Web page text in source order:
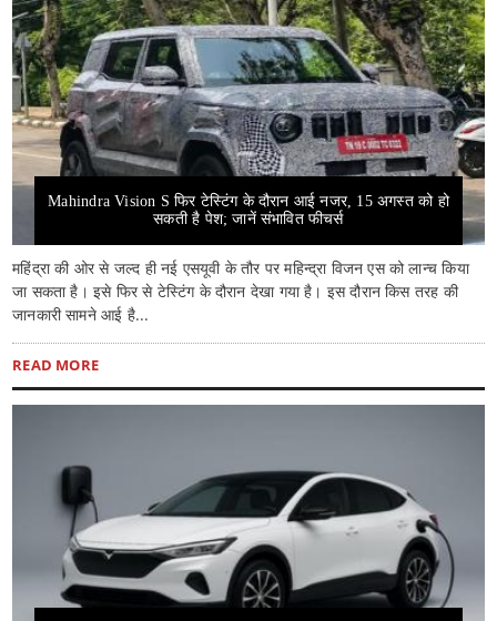
Mahindra Vision S फिर टेस्टिंग के दौरान आई नजर, 15 अगस्त को हो
सकती है पेश; जानें संभावित फीचर्स
महिंद्रा की ओर से जल्द ही नई एसयूवी के तौर पर महिन्द्रा विजन एस को लान्च किया
जा सकता है। इसे फिर से टेस्टिंग के दौरान देखा गया है। इस दौरान किस तरह की
जानकारी सामने आई है...
READ MORE